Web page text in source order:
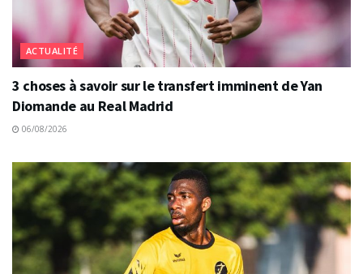
ACTUALITÉ
3 choses à savoir sur le transfert imminent de Yan
Diomande au Real Madrid
06/08/2026